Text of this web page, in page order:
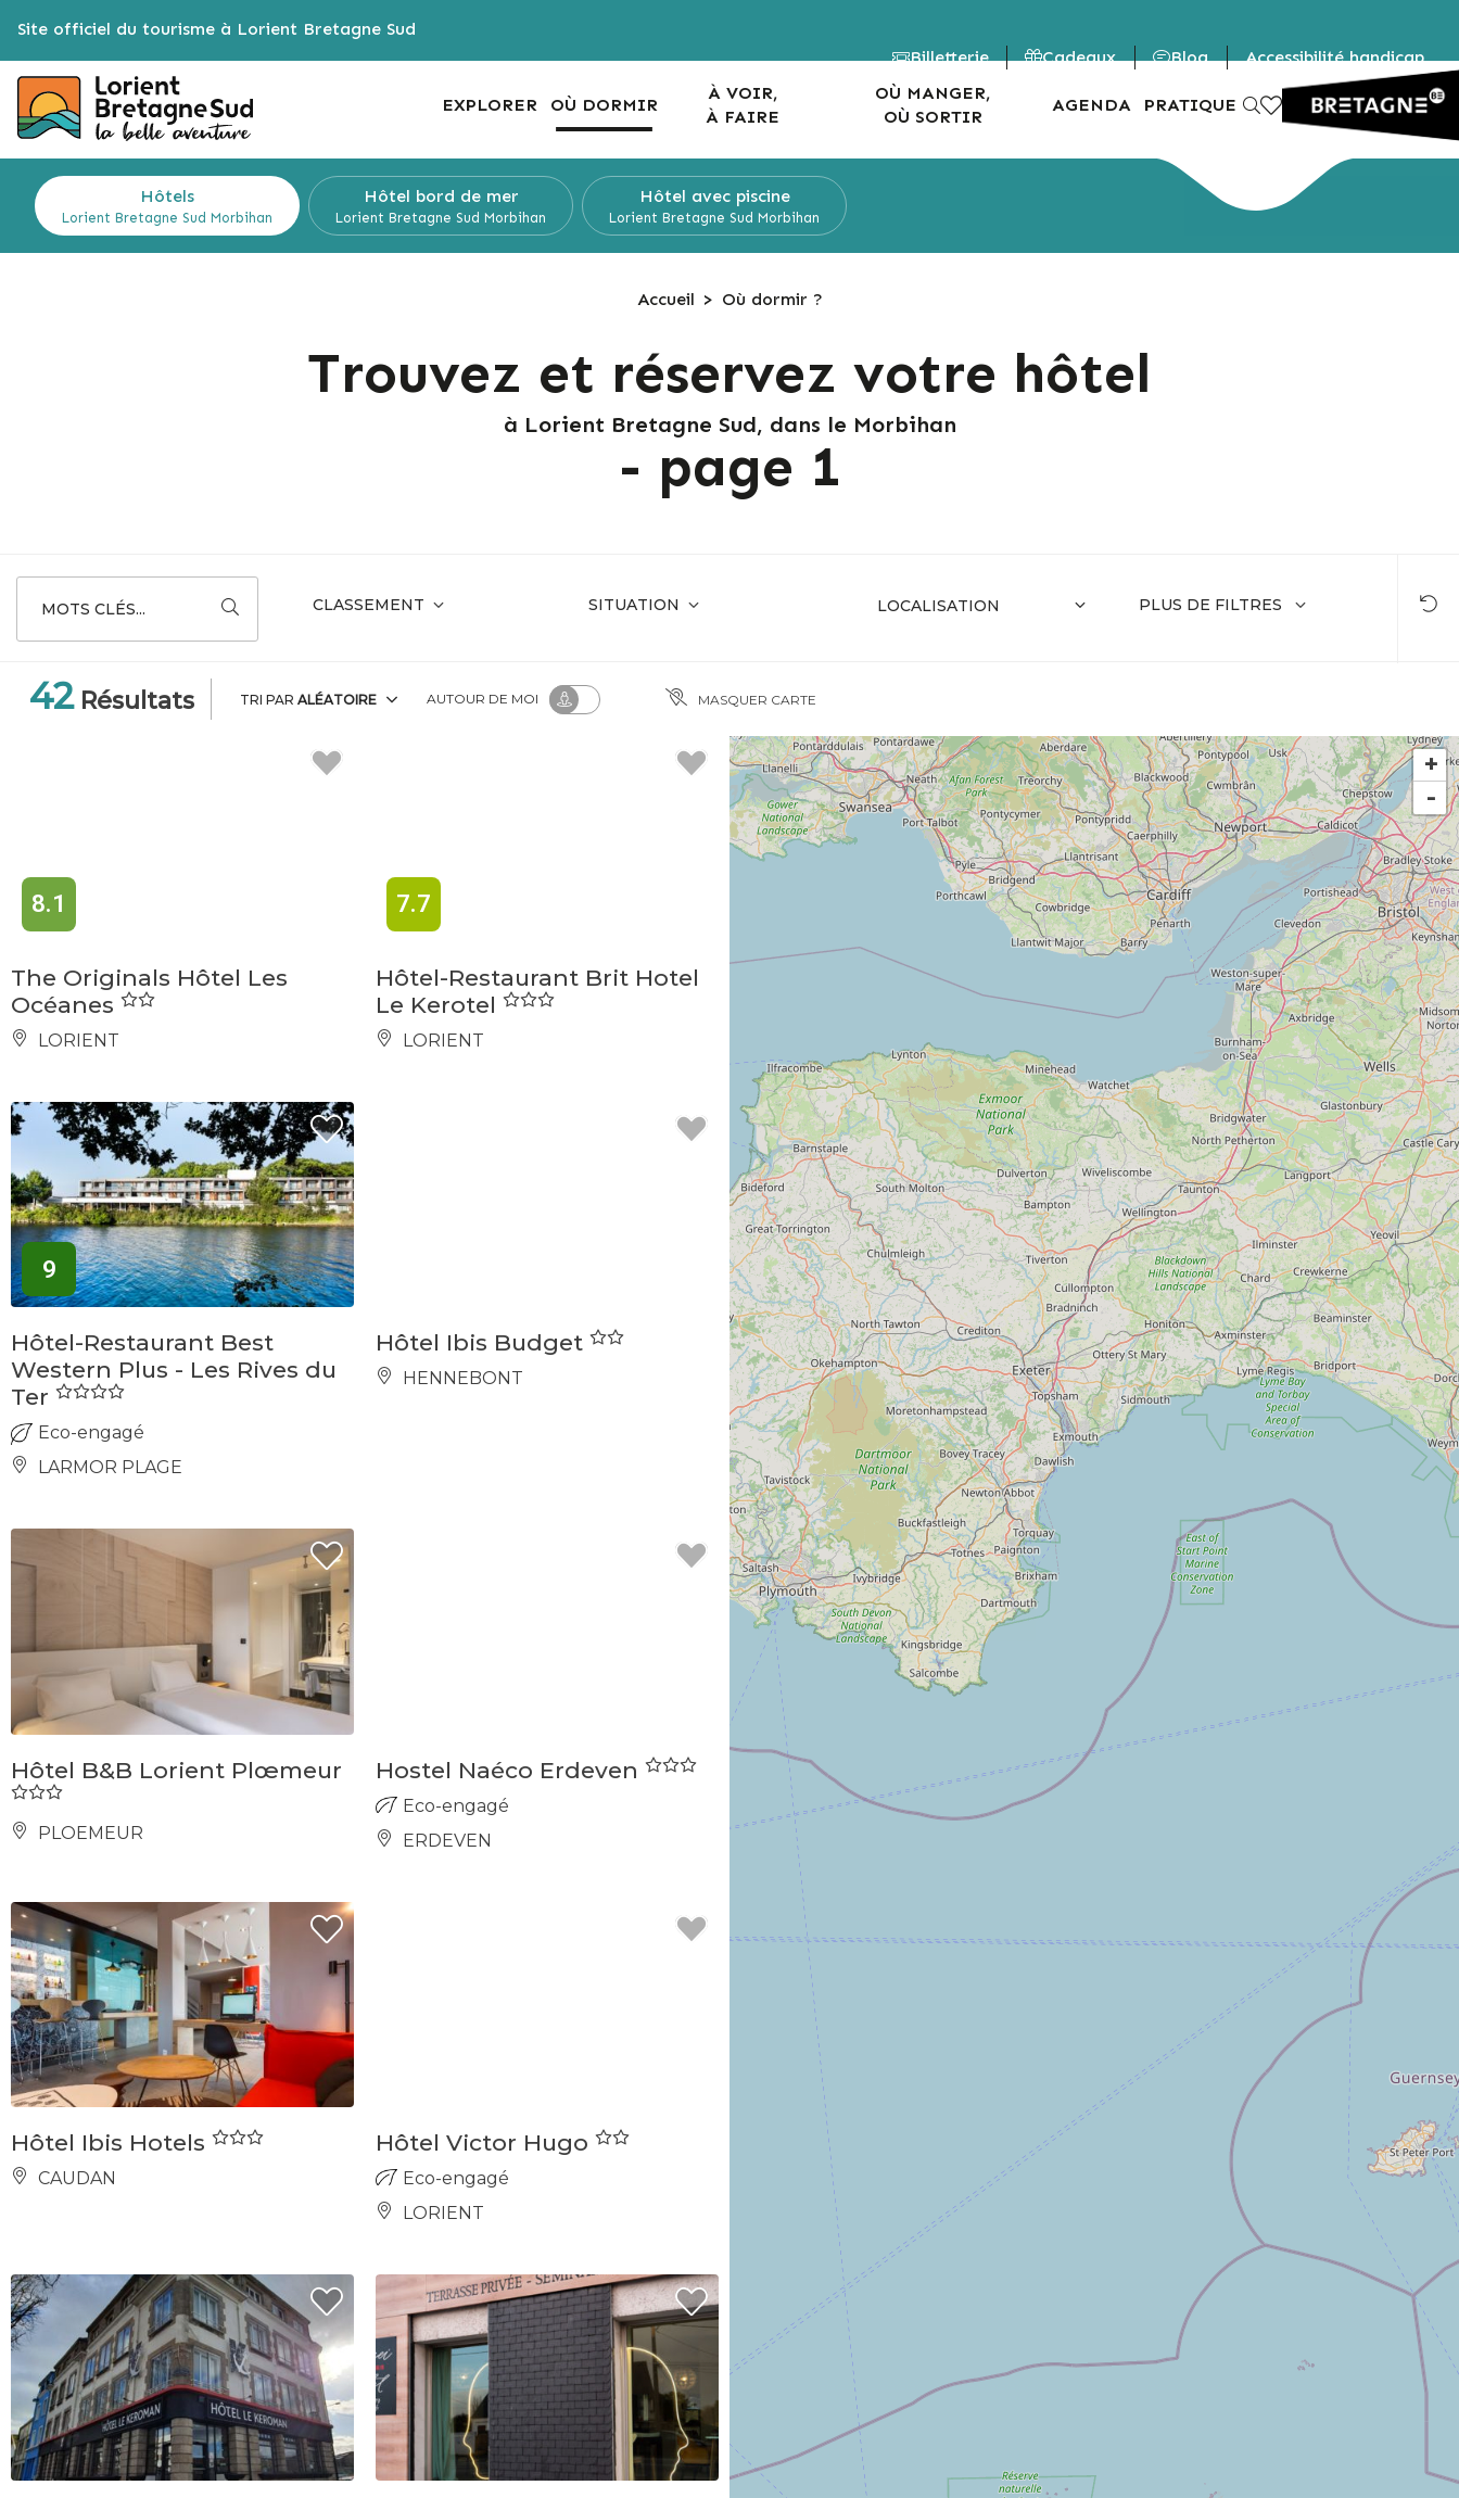
Site officiel du tourisme à Lorient Bretagne Sud
Billetterie
Cadeaux Blog Accessibilité handicap
EXPLORER OÙ DORMIR
À VOIR,
À FAIRE
OÙ MANGER,
OÙ SORTIR
AGENDA PRATIQUE
Hôtels
Lorient Bretagne Sud Morbihan
Hôtel bord de mer
Lorient Bretagne Sud Morbihan
Hôtel avec piscine
Lorient Bretagne Sud Morbihan
Accueil > Où dormir ?
Trouvez et réservez votre hôtel
à Lorient Bretagne Sud, dans le Morbihan
- page 1
MOTS CLÉS... CLASSEMENT SITUATION PLUS DE FILTRES
42Résultats TRI PAR ALÉATOIRE AUTOUR DE MOI MASQUER CARTE
8.1
The Originals Hôtel Les
Océanes
LORIENT
7.7
Hôtel-Restaurant Brit Hotel
Le Kerotel
LORIENT
9
Hôtel-Restaurant Best
Western Plus - Les Rives du
Ter
Eco-engagé
LARMOR PLAGE
Hôtel Ibis Budget
HENNEBONT
Hôtel B&B Lorient Plœmeur
PLOEMEUR
Hostel Naéco Erdeven
Eco-engagé
ERDEVEN
Hôtel Ibis Hotels
CAUDAN
Hôtel Victor Hugo
Eco-engagé
LORIENT
+
-